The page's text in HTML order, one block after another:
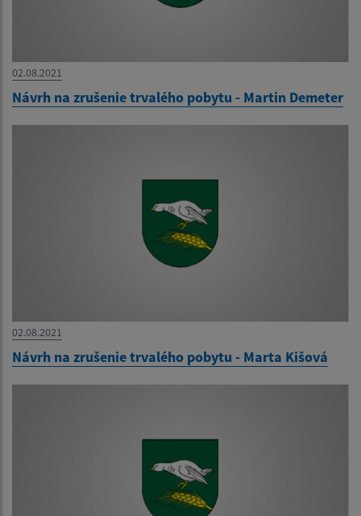
02.08.2021
Návrh na zrušenie trvalého pobytu - Martin Demeter
02.08.2021
Návrh na zrušenie trvalého pobytu - Marta Kišová